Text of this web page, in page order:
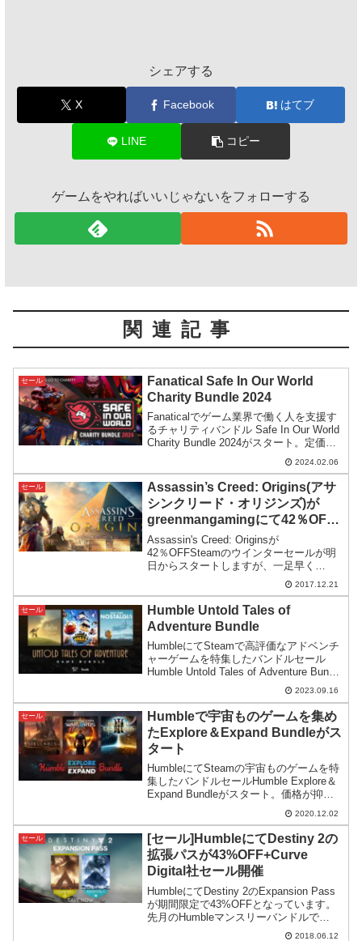
シェアする
X Facebook はてブ
LINE コピー
ゲームをやればいいじゃないをフォローする
関連記事
セール
Fanatical Safe In Our World
Charity Bundle 2024
Fanaticalでゲーム業界で働く人を支援す
るチャリティバンドル Safe In Our World
Charity Bundle 2024がスタート。定価ベ
ースで支払額の20倍以上の内容が受け取
2024.02.06
セール
Assassin’s Creed: Origins(アサ
シンクリード・オリジンズ)が
greenmangamingにて42％OFF
セール
Assassin's Creed: Originsが
42％OFFSteamのウインターセールが明
日からスタートしますが、一足早く
Assassin's Creed: Origins(PC：Uplay版)
のセールが、greenmangaming...
2017.12.21
セール
Humble Untold Tales of
Adventure Bundle
HumbleにてSteamで高評価なアドベンチ
ャーゲームを特集したバンドルセール
Humble Untold Tales of Adventure Bundle
が販売スタート。評価は高いけどやや埋
もれているゲームも含まれているようで
す。
2023.09.16
セール
Humbleで宇宙ものゲームを集め
たExplore＆Expand Bundleがス
タート
HumbleにてSteamの宇宙ものゲームを特
集したバンドルセールHumble Explore＆
Expand Bundleがスタート。価格が抑え
になっており最上位コースがオススメで
2020.12.02
セール
[セール]HumbleにてDestiny 2の
拡張パスが43%OFF+Curve
Digital社セール開催
HumbleにてDestiny 2のExpansion Pass
が期間限定で43%OFFとなっています。
先月のHumbleマンスリーバンドルで
Destiny 2を手に入れた方に朗報ですね(･
2018.06.12